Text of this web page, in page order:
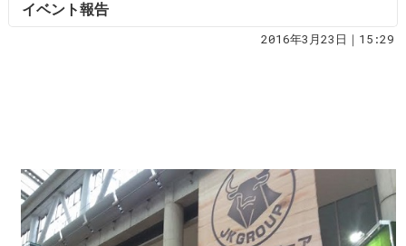
イベント報告
2016年3月23日｜15:29